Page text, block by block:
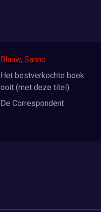
Blauw, Sanne
Het bestverkochte boek
ooit (met deze titel)
De Correspondent